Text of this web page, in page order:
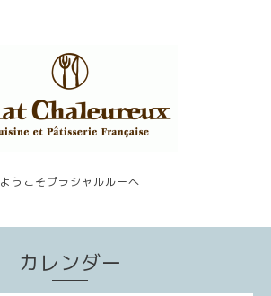
ようこそプラシャルルーへ
カレンダー